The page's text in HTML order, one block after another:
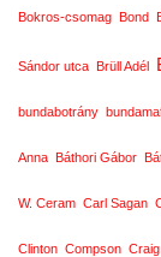
Bokros-csomag Bond
Sándor utca Brüll Adél
bundabotrány
Anna Báthori Gábor
W. Ceram Carl Sagan
Clinton Compson Craig